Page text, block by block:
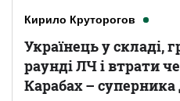
Кирило Круторогов
Українець у складі,
раунді ЛЧ і втрати
Карабах –